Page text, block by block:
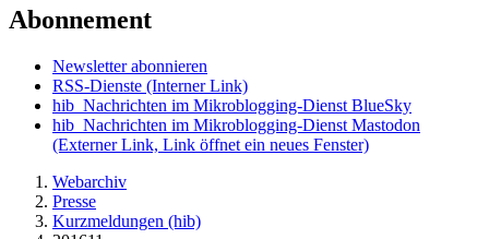
Abonnement
Newsletter abonnieren
RSS-Dienste (Interner Link)
hib_Nachrichten im Mikroblogging-Dienst BlueSky
hib_Nachrichten im Mikroblogging-Dienst Mastodon
(Externer Link, Link öffnet ein neues Fenster)
Webarchiv
Presse
Kurzmeldungen (hib)